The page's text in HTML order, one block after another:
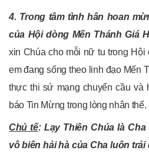
4. Trong tâm tình hân hoan
của Hội dòng Mến Thánh Giá
xin Chúa cho mỗi nữ tu trong Hội
em đang sống theo linh đạo Mến
thực thi sứ mạng chuyển cầu và
báo Tin Mừng trong lòng nhân thế.
Chủ tế: Lạy Thiên Chúa là
vô biên hải hà của Cha luôn